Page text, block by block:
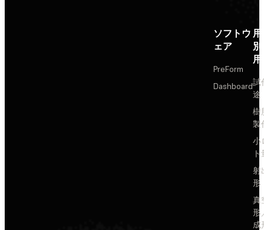
ソフトウ
ェア
PreForm
Dashboard試
途
樹
製
小
射
形
真
形
成